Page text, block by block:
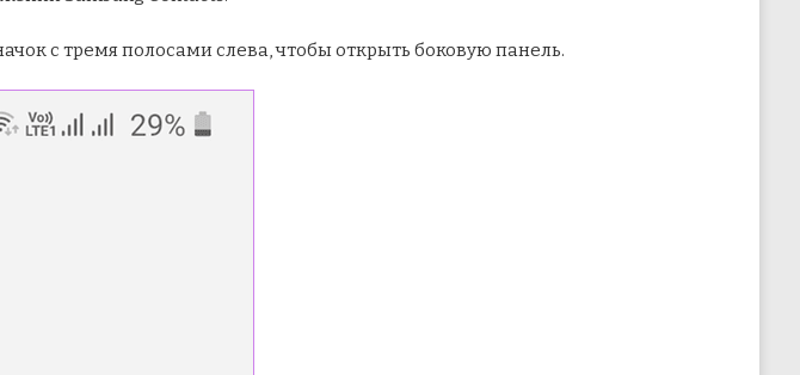
с тремя полосами слева, чтобы открыть боковую панель.